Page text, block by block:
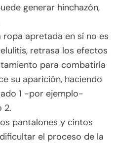
generar hinchazón,
ropa apretada en sí no es
retrasa los efectos
para combatirla
su aparición, haciendo
1 -por ejemplo-
2.
pantalones y cintos
el proceso de la